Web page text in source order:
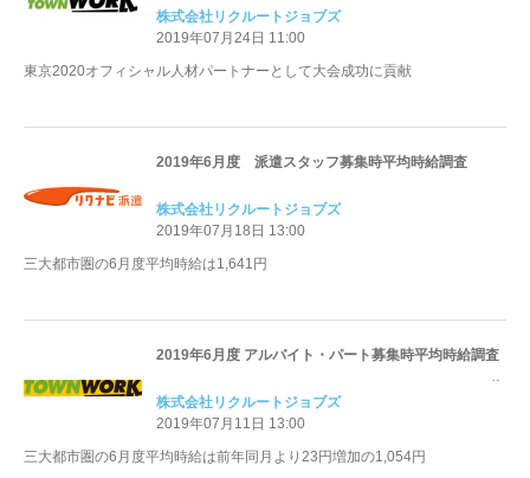
株式会社リクルートジョブズ
2019年07月24日 11:00
東京2020オフィシャル人材パートナーとして大会成功に貢献
2019年6月度 派遣スタッフ募集時平均時給調査
株式会社リクルートジョブズ
2019年07月18日 13:00
三大都市圏の6月度平均時給は1,641円
2019年6月度 アルバイト・パート募集時平均時給調査
株式会社リクルートジョブズ
2019年07月11日 13:00
三大都市圏の6月度平均時給は前年同月より23円増加の1,054円